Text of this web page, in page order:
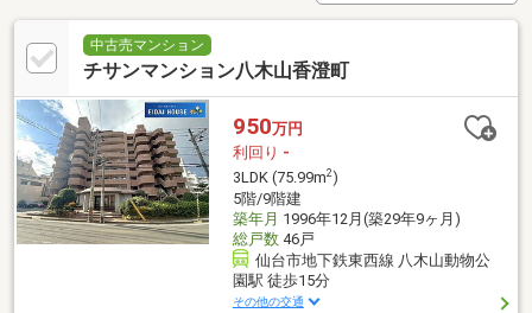
中古売マンション
チサンマンション八木山香澄町
950万円
利回り -
3LDK (75.99m2)
5階/9階建
築年月 1996年12月(築29年9ヶ月)
総戸数46戸
仙台市地下鉄東西線 八木山動物公
園駅 徒歩15分
その他の交通